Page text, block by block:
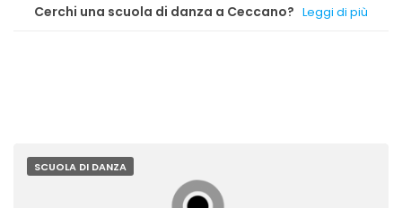
Cerchi una scuola di danza a Ceccano? Leggi di più
SCUOLA DI DANZA